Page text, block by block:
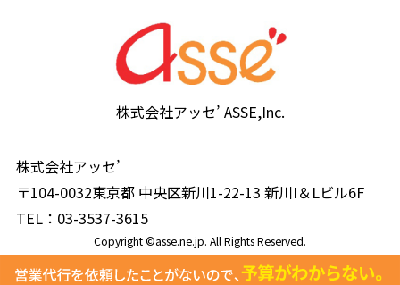
株式会社アッセ’ ASSE,Inc.
株式会社アッセ’
〒104-0032東京都 中央区新川1-22-13 新川I＆Lビル6F
TEL： 03-3537-3615
Copyright ©asse.ne.jp. All Rights Reserved.